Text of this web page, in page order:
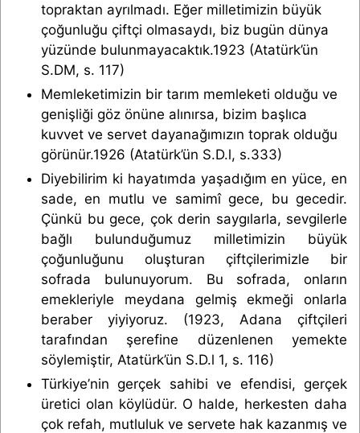
topraktan ayrılmadı. Eğer milletimizin büyük
çoğunluğu çiftçi olmasaydı, biz bugün dünya
yüzünde bulunmayacaktık.1923 (Atatürk’ün
S.DM, s. 117)
Memleketimizin bir tarım memleketi olduğu ve
genişliği göz önüne alınırsa, bizim başlıca
kuvvet ve servet dayanağımızın toprak olduğu
görünür.1926 (Atatürk’ün S.D.l, s.333)
Diyebilirim ki hayatımda yaşadığım en yüce, en
sade, en mutlu ve samimî gece, bu gecedir.
Çünkü bu gece, çok derin saygılarla, sevgilerle
bağlı bulunduğumuz milletimizin büyük
çoğunluğunu oluşturan çiftçilerimizle bir
sofrada bulunuyorum. Bu sofrada, onların
emekleriyle meydana gelmiş ekmeği onlarla
beraber yiyiyoruz. (1923, Adana çiftçileri
tarafından şerefine düzenlenen yemekte
söylemiştir, Atatürk’ün S.D.l 1, s. 116)
Türkiye’nin gerçek sahibi ve efendisi, gerçek
üretici olan köylüdür. O halde, herkesten daha
çok refah, mutluluk ve servete hak kazanmış ve